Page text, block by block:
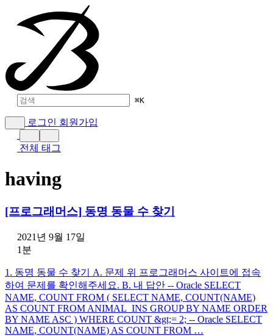
⌘K
로그인 회원가입
전체 태그
having
[프로그래머스] 동명 동물 수 찾기
2021년 9월 17일
1분
1. 동명 동물 수 찾기 A. 문제 위 프로그래머스 사이트에 접속
하여 문제를 확인해주세요. B. 내 답안 -- Oracle SELECT
NAME, COUNT FROM ( SELECT NAME, COUNT(NAME)
AS COUNT FROM ANIMAL_INS GROUP BY NAME ORDER
BY NAME ASC ) WHERE COUNT &gt;= 2; -- Oracle SELECT
NAME, COUNT(NAME) AS COUNT FROM …